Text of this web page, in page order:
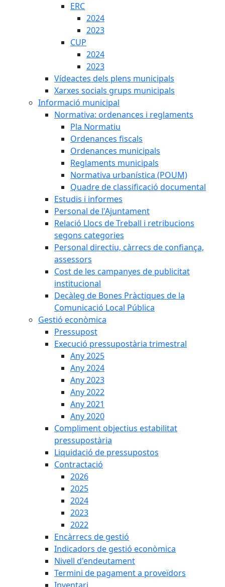
ERC
2024
2023
CUP
2024
2023
Vídeactes dels plens municipals
Xarxes socials grups municipals
Informació municipal
Normativa: ordenances i reglaments
Pla Normatiu
Ordenances fiscals
Ordenances municipals
Reglaments municipals
Normativa urbanística (POUM)
Quadre de classificació documental
Estudis i informes
Personal de l'Ajuntament
Relació Llocs de Treball i retribucions
segons categories
Personal directiu, càrrecs de confiança,
assessors
Cost de les campanyes de publicitat
institucional
Decàleg de Bones Pràctiques de la
Comunicació Local Pública
Gestió econòmica
Pressupost
Execució pressupostària trimestral
Any 2025
Any 2024
Any 2023
Any 2022
Any 2021
Any 2020
Compliment objectius estabilitat
pressupostària
Liquidació de pressupostos
Contractació
2026
2025
2024
2023
2022
Encàrrecs de gestió
Indicadors de gestió econòmica
Nivell d'endeutament
Termini de pagament a proveïdors